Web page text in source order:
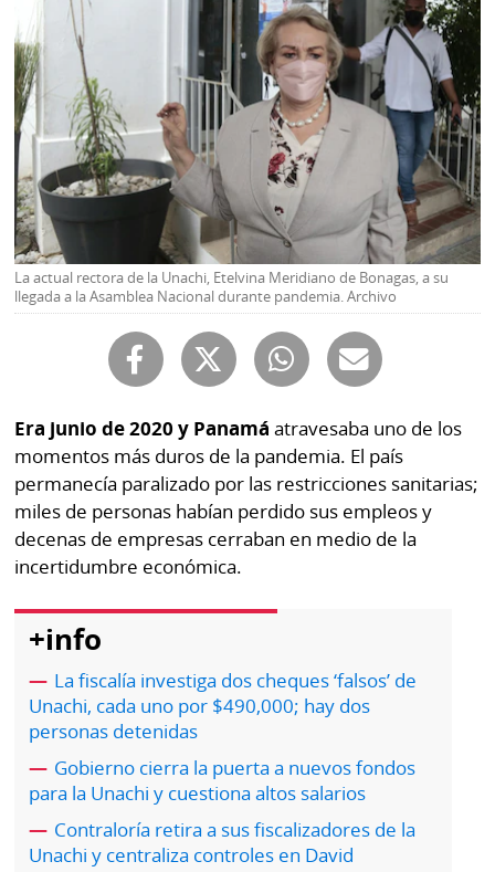
Historias
SERVICIOS
Paper
Buscador
Comunicados
Catálogos
Kiosko
digital
Luctuosas
Contenido
de
marcas
RSS
Temas
Autores
al
lector
Buenas
prácticas
OTROS
SITIOS
Metro
por
Metro
Tienda
Panamá
Mi
Diario
Ellas
Club
La
La actual rectora de la Unachi, Etelvina Meridiano de Bonagas, a su
llegada a la Asamblea Nacional durante pandemia. Archivo
Era junio de 2020 y Panamá atravesaba uno de los
momentos más duros de la pandemia. El país
permanecía paralizado por las restricciones sanitarias;
miles de personas habían perdido sus empleos y
decenas de empresas cerraban en medio de la
incertidumbre económica.
+info
La fiscalía investiga dos cheques ‘falsos’ de
Unachi, cada uno por $490,000; hay dos
personas detenidas
Gobierno cierra la puerta a nuevos fondos
para la Unachi y cuestiona altos salarios
Contraloría retira a sus fiscalizadores de la
Unachi y centraliza controles en David